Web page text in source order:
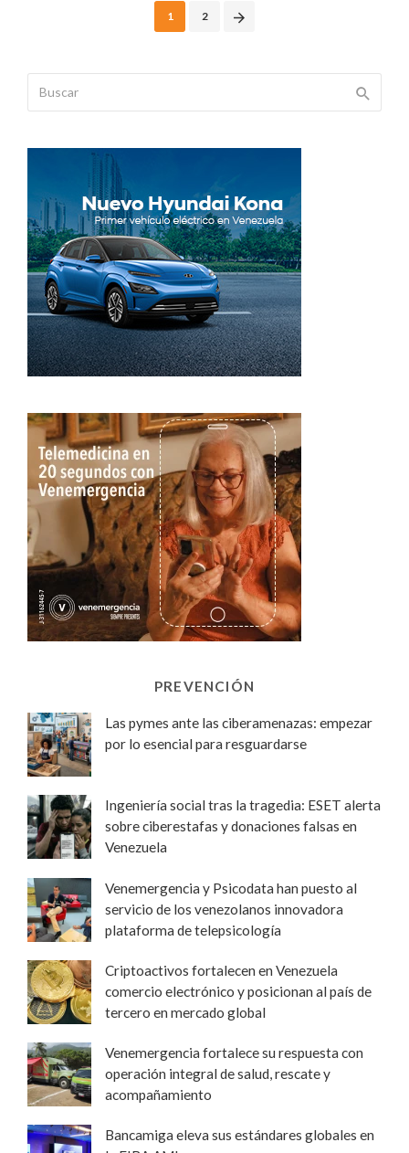
1 2
PREVENCIÓN
Las pymes ante las ciberamenazas: empezar
por lo esencial para resguardarse
Ingeniería social tras la tragedia: ESET alerta
sobre ciberestafas y donaciones falsas en
Venezuela
Venemergencia y Psicodata han puesto al
servicio de los venezolanos innovadora
plataforma de telepsicología
Criptoactivos fortalecen en Venezuela
comercio electrónico y posicionan al país de
tercero en mercado global
Venemergencia fortalece su respuesta con
operación integral de salud, rescate y
acompañamiento
Bancamiga eleva sus estándares globales en